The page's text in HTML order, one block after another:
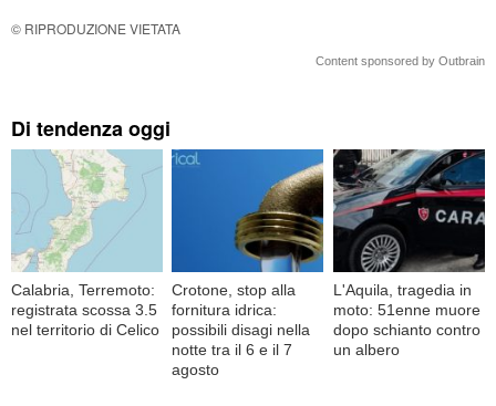
© RIPRODUZIONE VIETATA
Content sponsored by Outbrain
Di tendenza oggi
Calabria, Terremoto:
registrata scossa 3.5
nel territorio di Celico
Crotone, stop alla
fornitura idrica:
possibili disagi nella
notte tra il 6 e il 7
agosto
L'Aquila, tragedia in
moto: 51enne muore
dopo schianto contro
un albero